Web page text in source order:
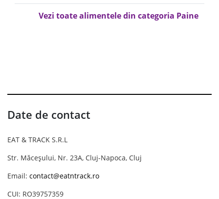
Vezi toate alimentele din categoria Paine
Date de contact
EAT & TRACK S.R.L
Str. Măceșului, Nr. 23A, Cluj-Napoca, Cluj
Email: contact@eatntrack.ro
CUI: RO39757359